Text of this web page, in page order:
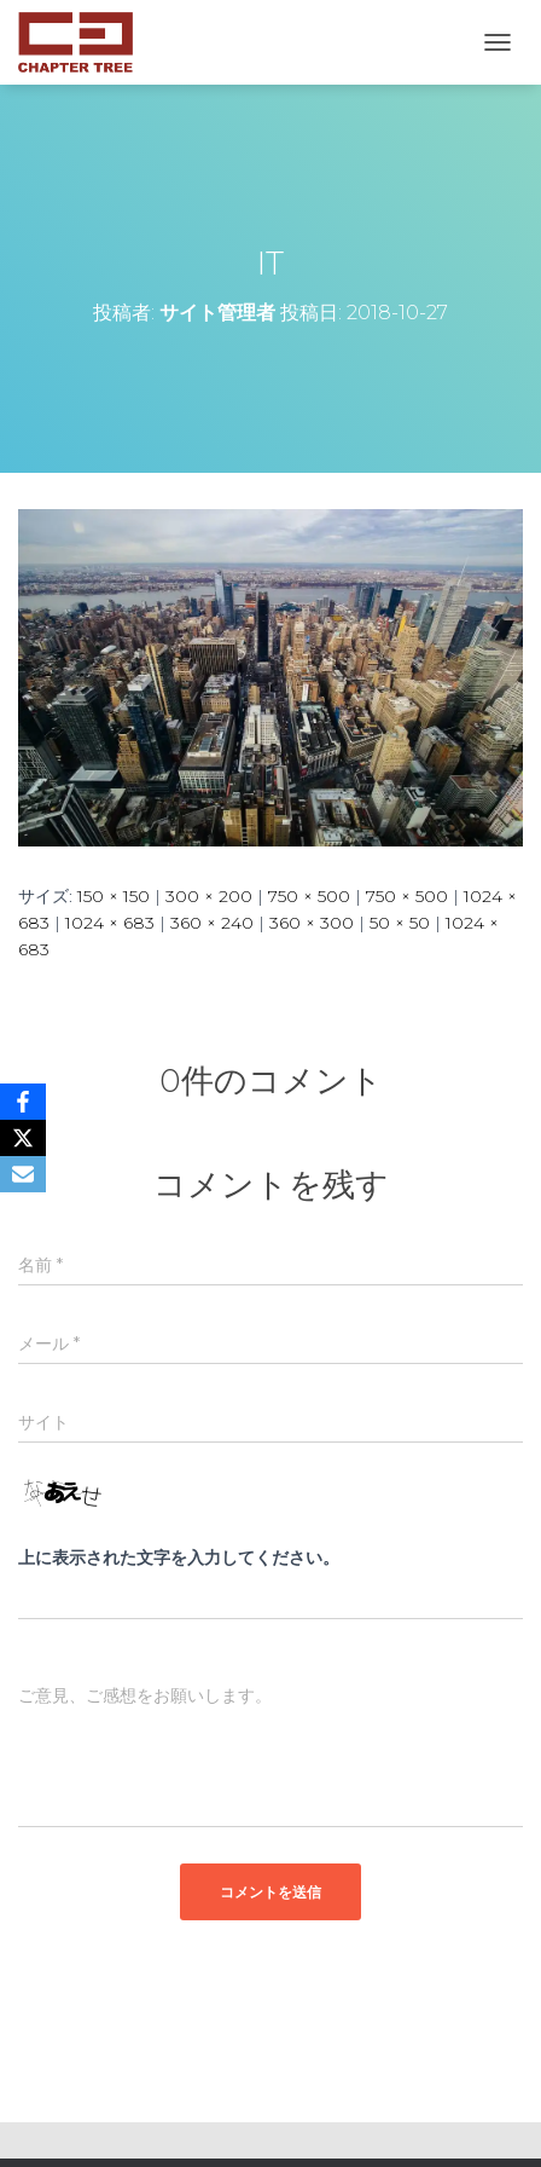
ビ
IT
投稿者: サイト管理者 投稿日: 2018-10-27
サイズ:150 × 150 | 300 × 200 | 750 × 500 | 750 × 500 | 1024 ×
683 | 1024 × 683 | 360 × 240 | 360 × 300 | 50 × 50 | 1024 ×
683
0件のコメント
コメントを残す
名前 *
メール *
サイト
上に表示された文字を入力してください。
ご意見、ご感想をお願いします。